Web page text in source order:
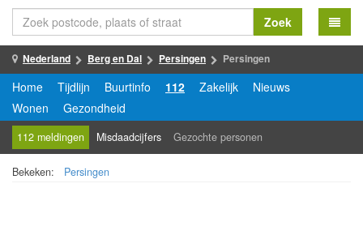
Zoek
Nederland Berg en Dal Persingen Persingen
Home Tijdlijn Buurtinfo 112 Zakelijk
Nieuws
Wonen
Gezondheid
112 meldingen Misdaadcijfers Gezochte personen
Bekeken: Persingen